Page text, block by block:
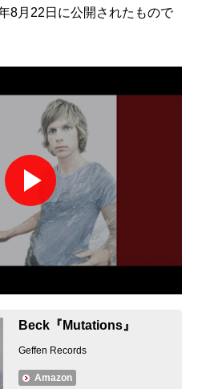
8月22日に公開されたもので
Beck『Mutations』
Geffen Records
Amazon